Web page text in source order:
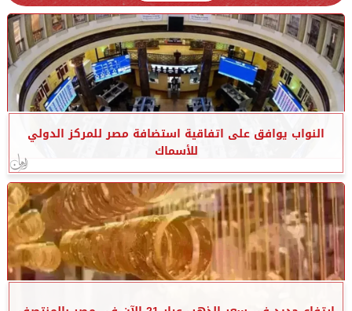
النواب يوافق على اتفاقية استضافة مصر للمركز الدولي
للأسماك